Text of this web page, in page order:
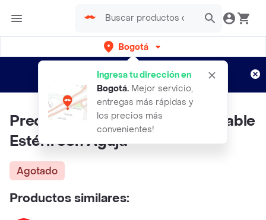
Bogotá
Ingresa tu dirección en
Bogotá. Mejor servicio,
entregas más rápidas y
los precios más
convenientes!
envíos gratis por semanas
Aplican TyC
Precisión Care Jeringa Desechable
Estéril con Aguja
Agotado
Productos similares: